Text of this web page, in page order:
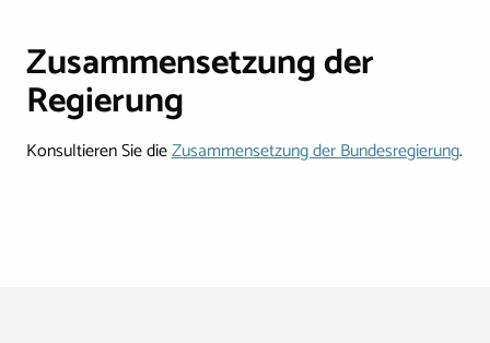
Zusammensetzung der
Regierung
Konsultieren Sie dieZusammensetzung der Bundesregierung.